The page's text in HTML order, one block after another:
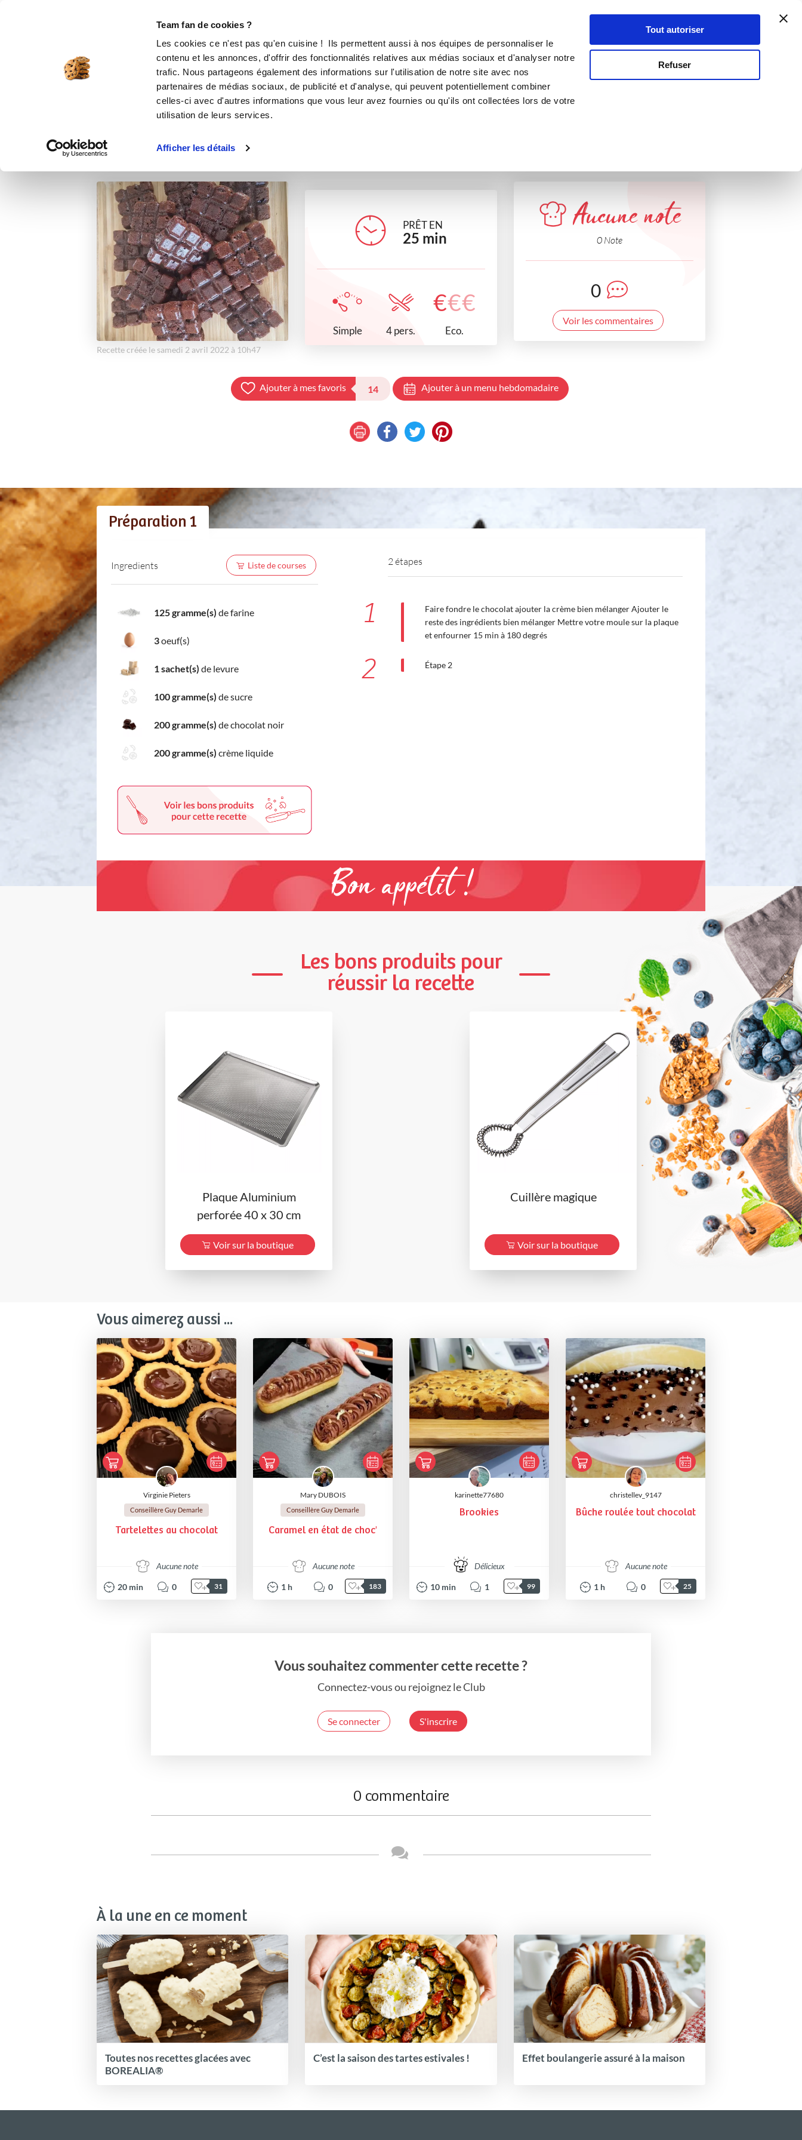
Team fan de cookies ?
Les cookies ce n'est pas qu'en cuisine ! Ils permettent aussi à nos équipes de personnaliser le
contenu et les annonces, d'offrir des fonctionnalités relatives aux médias sociaux et d'analyser notre
trafic. Nous partageons également des informations sur l'utilisation de notre site avec nos
partenaires de médias sociaux, de publicité et d'analyse, qui peuvent potentiellement combiner
celles-ci avec d'autres informations que vous leur avez fournies ou qu'ils ont collectées lors de votre
utilisation de leurs services.
Afficher les détails
Tout autoriser
Refuser
Se connecter
Mini tablettes chocolat
desserts Recettes traditionnelles
Recette créée le samedi 2 avril 2022 à 10h47
PRÊT EN
25 min
Simple 4 pers.
€€€
Eco.
Aucune note
0 Note
0
Voir les commentaires
Ajouter à mes favoris 14 Ajouter à un menu hebdomadaire
Préparation 1
Ingredients Liste de courses
125 gramme(s) de farine
3oeuf(s)
1 sachet(s) de levure
100 gramme(s) de sucre
200 gramme(s) de chocolat noir
200 gramme(s) crème liquide
2 étapes
1
Faire fondre le chocolat ajouter la crème bien mélanger Ajouter le
reste des ingrédients bien mélanger Mettre votre moule sur la plaque
et enfourner 15 min à 180 degrés
2 Étape 2
Bon appétit !
Les bons produits pour
réussir la recette
Plaque Aluminium
perforée 40 x 30 cm
Voir sur la boutique
Cuillère magique
Voir sur la boutique
Vous aimerez aussi ...
Virginie Pieters
Conseillère Guy Demarle
Tartelettes au chocolat
Aucune note
20 min 0 31
Mary DUBOIS
Conseillère Guy Demarle
Caramel en état de choc'
Aucune note
1 h 0 183
karinette77680
Brookies
Délicieux
10 min 1 99
christellev_9147
Bûche roulée tout chocolat
Aucune note
1 h 0 25
Vous souhaitez commenter cette recette ?
Connectez-vous ou rejoignez le Club
Se connecter S'inscrire
0 commentaire
À la une en ce moment
Toutes nos recettes glacées avec
BOREALIA®
C’est la saison des tartes estivales ! Effet boulangerie assuré à la maison